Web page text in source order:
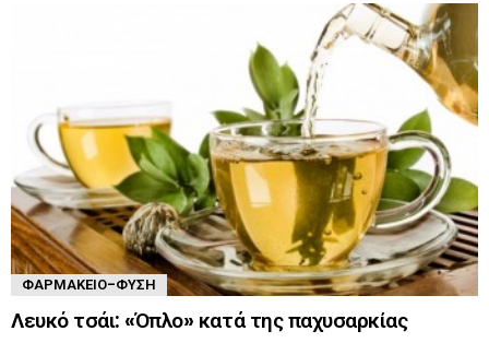
ΦΑΡΜΑΚΕΊΟ-ΦΎΣΗ
Λευκό τσάι: «Όπλο» κατά της παχυσαρκίας